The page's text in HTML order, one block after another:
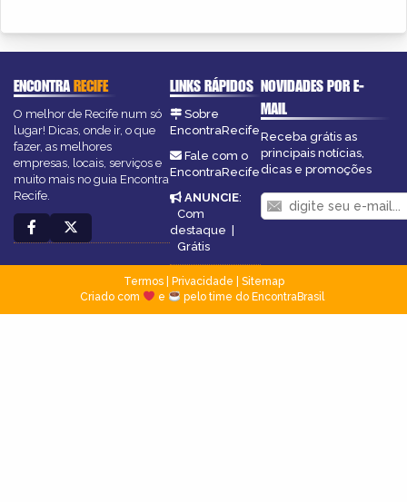
ENCONTRARECIFE
O melhor de Recife num só
lugar! Dicas, onde ir, o que
fazer, as melhores
empresas, locais, serviços e
muito mais no guia Encontra
Recife.
LINKS RÁPIDOS
Sobre
EncontraRecife
Fale com o
EncontraRecife
ANUNCIE:
Com
destaque |
Grátis
NOVIDADES POR E-
MAIL
Receba grátis as
principais notícias,
dicas e promoções
Termos| Privacidade
Sitemap
Criado com
e pelo time do EncontraBrasil